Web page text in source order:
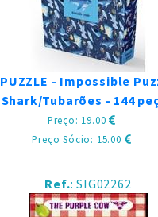
PUZZLE - Impossible
Shark/Tubarões - 144
Preço: 19.00
Preço Sócio: 15.00
Ref.: SIG02262